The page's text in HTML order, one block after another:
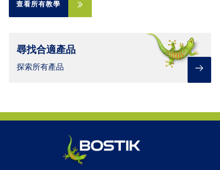
查看所有教學
尋找合適產品
探索所有產品